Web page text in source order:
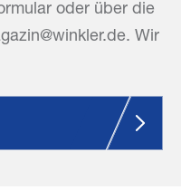
oder über die
Wir